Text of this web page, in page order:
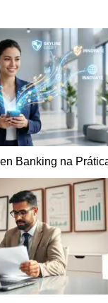
Banking na